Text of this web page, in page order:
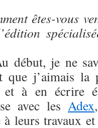
êtes-vous
début, je ne
que j’aimais la
à en écrire
avec les Adex
leurs travaux